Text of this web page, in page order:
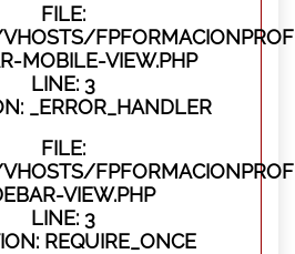
FILE:
MOBILE-VIEW.PHP
LINE: 3
_ERROR_HANDLER
FILE:
VIEW.PHP
LINE: 3
REQUIRE_ONCE